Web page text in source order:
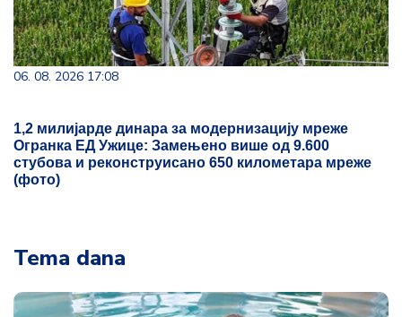
06. 08. 2026 17:08
1,2 милијарде динара за модернизацију мреже
Огранка ЕД Ужице: Замењено више од 9.600
стубова и реконструисано 650 километара мреже
(фото)
Tema dana